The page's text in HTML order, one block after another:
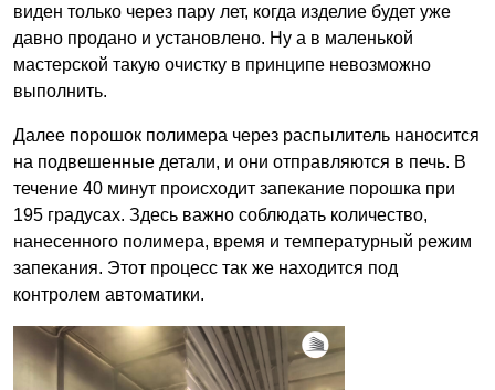
виден только через пару лет, когда изделие будет уже
давно продано и установлено. Ну а в маленькой
мастерской такую очистку в принципе невозможно
выполнить.
Далее порошок полимера через распылитель наносится
на подвешенные детали, и они отправляются в печь. В
течение 40 минут происходит запекание порошка при
195 градусах. Здесь важно соблюдать количество,
нанесенного полимера, время и температурный режим
запекания. Этот процесс так же находится под
контролем автоматики.